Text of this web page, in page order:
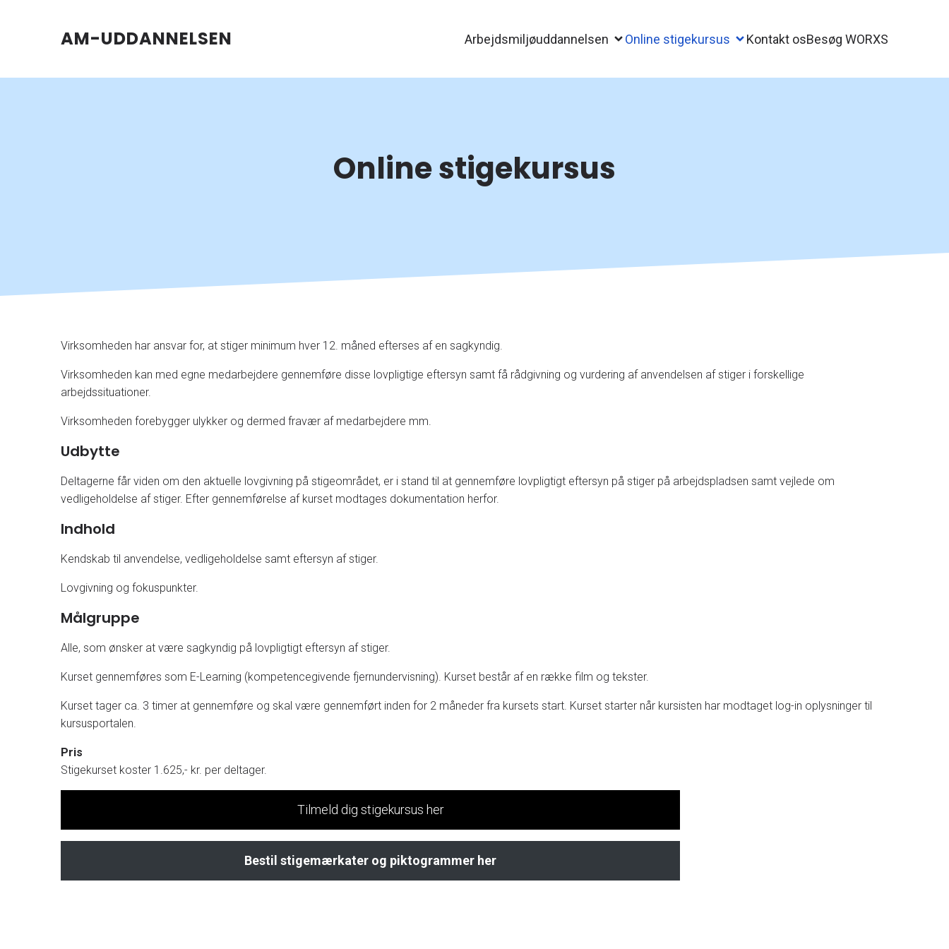
AM-UDDANNELSEN Arbejdsmiljøuddannelsen Online stigekursus Kontakt osBesøg WORXS
Online stigekursus
Virksomheden har ansvar for, at stiger minimum hver 12. måned efterses af en sagkyndig.
Virksomheden kan med egne medarbejdere gennemføre disse lovpligtige eftersyn samt få rådgivning og vurdering af anvendelsen af stiger i forskellige
arbejdssituationer.
Virksomheden forebygger ulykker og dermed fravær af medarbejdere mm.
Udbytte
Deltagerne får viden om den aktuelle lovgivning på stigeområdet, er i stand til at gennemføre lovpligtigt eftersyn på stiger på arbejdspladsen samt vejlede om
vedligeholdelse af stiger. Efter gennemførelse af kurset modtages dokumentation herfor.
Indhold
Kendskab til anvendelse, vedligeholdelse samt eftersyn af stiger.
Lovgivning og fokuspunkter.
Målgruppe
Alle, som ønsker at være sagkyndig på lovpligtigt eftersyn af stiger.
Kurset gennemføres som E-Learning (kompetencegivende fjernundervisning). Kurset består af en række film og tekster.
Kurset tager ca. 3 timer at gennemføre og skal være gennemført inden for 2 måneder fra kursets start. Kurset starter når kursisten har modtaget log-in oplysninger til
kursusportalen.
Pris
Stigekurset koster 1.625,- kr. per deltager.
Tilmeld dig stigekursus her
Bestil stigemærkater og piktogrammer her